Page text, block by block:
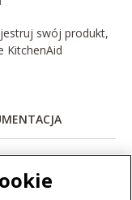
swój produkt,
KitchenAid